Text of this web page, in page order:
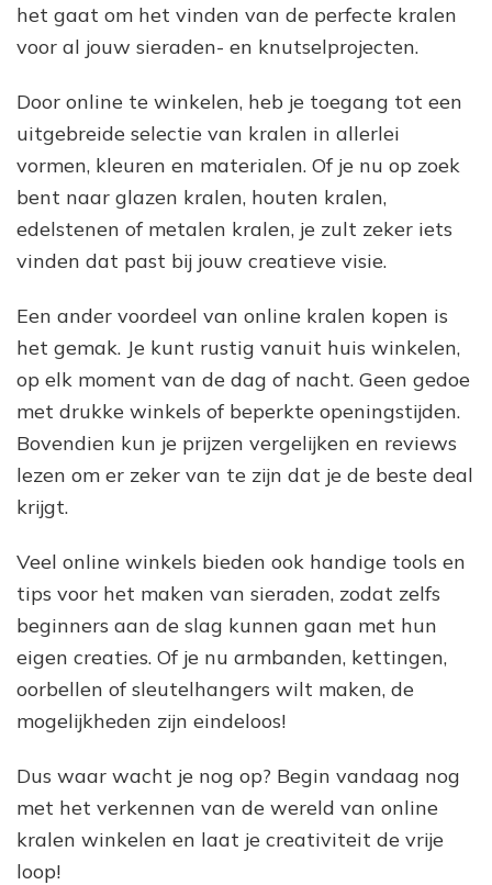
het gaat om het vinden van de perfecte kralen
voor al jouw sieraden- en knutselprojecten.
Door online te winkelen, heb je toegang tot een
uitgebreide selectie van kralen in allerlei
vormen, kleuren en materialen. Of je nu op zoek
bent naar glazen kralen, houten kralen,
edelstenen of metalen kralen, je zult zeker iets
vinden dat past bij jouw creatieve visie.
Een ander voordeel van online kralen kopen is
het gemak. Je kunt rustig vanuit huis winkelen,
op elk moment van de dag of nacht. Geen gedoe
met drukke winkels of beperkte openingstijden.
Bovendien kun je prijzen vergelijken en reviews
lezen om er zeker van te zijn dat je de beste deal
krijgt.
Veel online winkels bieden ook handige tools en
tips voor het maken van sieraden, zodat zelfs
beginners aan de slag kunnen gaan met hun
eigen creaties. Of je nu armbanden, kettingen,
oorbellen of sleutelhangers wilt maken, de
mogelijkheden zijn eindeloos!
Dus waar wacht je nog op? Begin vandaag nog
met het verkennen van de wereld van online
kralen winkelen en laat je creativiteit de vrije
loop!